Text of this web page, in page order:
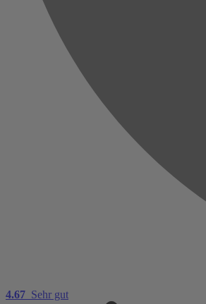
4.67 Sehr gut